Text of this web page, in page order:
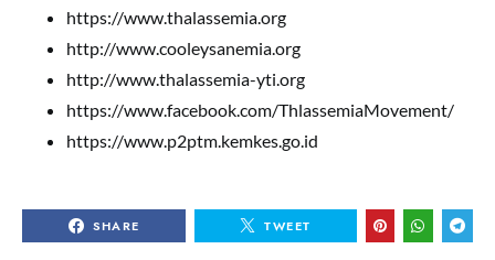
https://www.thalassemia.org
http://www.cooleysanemia.org
http://www.thalassemia-yti.org
https://www.facebook.com/ThlassemiaMovement/
https://www.p2ptm.kemkes.go.id
SHARE TWEET